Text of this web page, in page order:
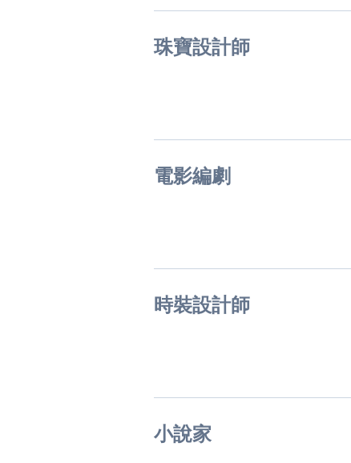
珠寶設計師
電影編劇
時裝設計師
小說家